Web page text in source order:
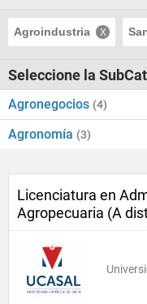
Agroindustria
Seleccione la
Agronegocios (4)
Agronomía (3)
Licenciatura en
Agropecuaria (A